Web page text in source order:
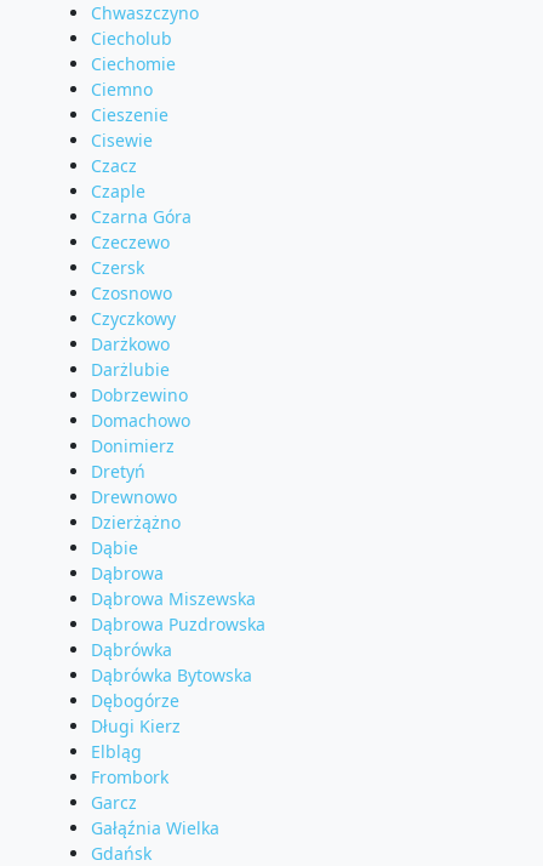
Chwaszczyno
Ciecholub
Ciechomie
Ciemno
Cieszenie
Cisewie
Czacz
Czaple
Czarna Góra
Czeczewo
Czersk
Czosnowo
Czyczkowy
Darżkowo
Darżlubie
Dobrzewino
Domachowo
Donimierz
Dretyń
Drewnowo
Dzierżążno
Dąbie
Dąbrowa
Dąbrowa Miszewska
Dąbrowa Puzdrowska
Dąbrówka
Dąbrówka Bytowska
Dębogórze
Długi Kierz
Elbląg
Frombork
Garcz
Gałąźnia Wielka
Gdańsk